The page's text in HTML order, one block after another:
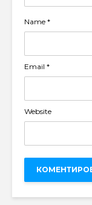
Name *
Email *
Website